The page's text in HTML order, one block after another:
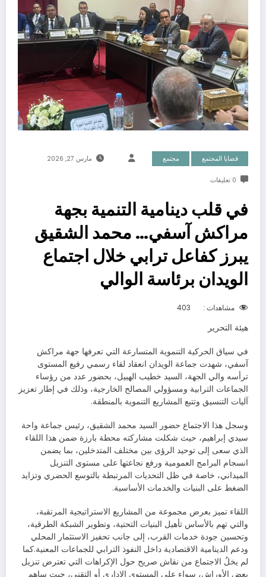
قضايا المجتمع مجتمع مارس 27, 2026
0 تعليقات
في قلب دينامية التنمية بجهة
مراكش آسفي… محمد الشقيق
يبرز كفاعل ترابي خلال اجتماع
الويدان برئاسة الوالي
مشاهدات : 403
هيئة التحرير
في سياق الحركية التنموية المتسارعة التي تعرفها جهة مراكش
آسفي، شهدت جماعة الويدان انعقاد لقاء رسمي رفيع المستوى
ترأسه والي الجهة، السيد خطيب الهبيل، بحضور عدد من رؤساء
الجماعات الترابية ومسؤولي المصالح الخارجية، وذلك في إطار تعزيز
آليات التنسيق وتتبع المشاريع التنموية بالمنطقة.
وسجل هذا الاجتماع حضور السيد محمد الشقيق، رئيس جماعة واحة
سيدي إبراهيم، حيث شكلت مشاركته محطة بارزة ضمن هذا اللقاء
الذي سعى إلى توحيد الرؤى بين مختلف المتدخلين، بما يضمن
انسجام البرامج العمومية ورفع نجاعتها على مستوى التنزيل
الميداني، خاصة في ظل التحديات المرتبطة بالتوسع الحضري وتزايد
الضغط على البنيات والخدمات الأساسية.
اللقاء تميز بعرض مجموعة من المشاريع الاستراتيجية المرتقبة،
والتي تهم بالأساس تأهيل البنيات التحتية، وتطوير الشبكة الطرقية،
وتحسين جودة خدمات القرب، إلى جانب تحفيز الاستثمار المحلي
ودعم الدينامية الاقتصادية داخل النفوذ الترابي للجماعات المعنية.كما
لم يخلُ الاجتماع من نقاش صريح حول الإكراهات التي تعترض تنزيل
بعض الأوراش، سواء على المستوى الإداري أو التقني، حيث ساهم